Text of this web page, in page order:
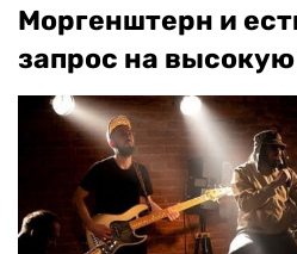
Моргенштерн и
запрос на